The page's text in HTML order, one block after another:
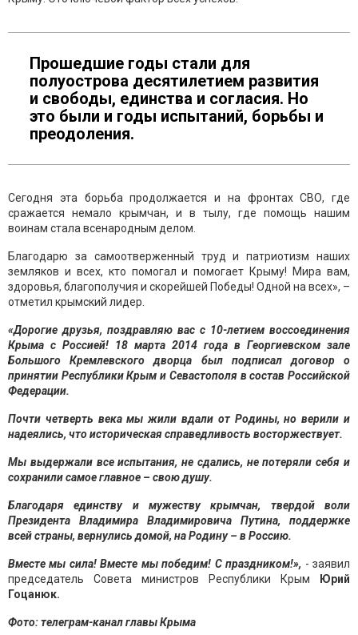
Прошедшие годы стали для
полуострова десятилетием развития
и свободы, единства и согласия. Но
это были и годы испытаний, борьбы и
преодоления.
Сегодня эта борьба продолжается и на фронтах СВО, где
сражается немало крымчан, и в тылу, где помощь нашим
воинам стала всенародным делом.
Благодарю за самоотверженный труд и патриотизм наших
земляков и всех, кто помогал и помогает Крыму! Мира вам,
здоровья, благополучия и скорейшей Победы! Одной на всех», –
отметил крымский лидер.
«Дорогие друзья, поздравляю вас с 10-летием воссоединения
Крыма с Россией! 18 марта 2014 года в Георгиевском зале
Большого Кремлевского дворца был подписал договор о
принятии Республики Крым и Севастополя в состав Российской
Федерации.
Почти четверть века мы жили вдали от Родины, но верили и
надеялись, что историческая справедливость восторжествует.
Мы выдержали все испытания, не сдались, не потеряли себя и
сохранили самое главное – свою душу.
Благодаря единству и мужеству крымчан, твердой воли
Президента Владимира Владимировича Путина, поддержке
всей страны, вернулись домой, на Родину – в Россию.
Вместе мы сила! Вместе мы победим! С праздником!», - заявил
председатель Совета министров Республики Крым
Юрий
Гоцанюк.
Фото: телеграм-канал главы Крыма